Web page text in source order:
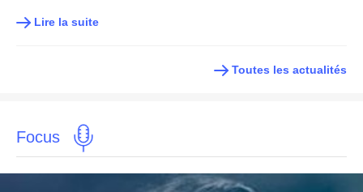
Lire la suite
Toutes les actualités
Focus